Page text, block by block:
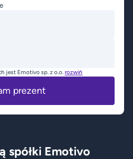
jest Emotivo sp. z o.o.rozwiń
prezent
spółki Emotivo